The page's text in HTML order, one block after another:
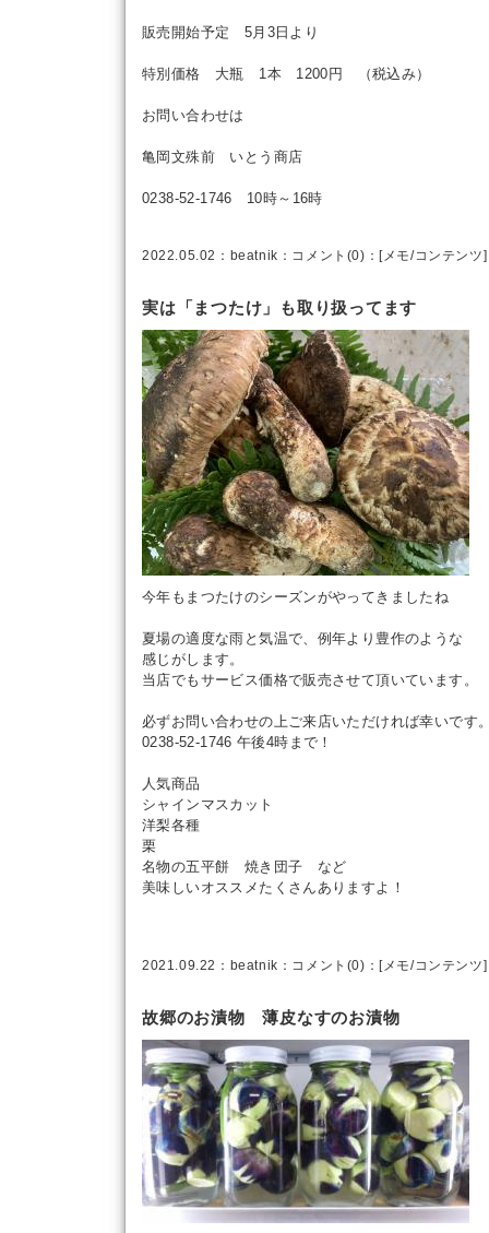
販売開始予定 5月3日より
特別価格 大瓶 1本 1200円 （税込み）
お問い合わせは
亀岡文殊前 いとう商店
0238-52-1746 10時～16時
2022.05.02： beatnik ： コメント(0) ：[メモ/コンテンツ]
実は「まつたけ」も取り扱ってます
今年もまつたけのシーズンがやってきましたね
夏場の適度な雨と気温で、例年より豊作のような
感じがします。
当店でもサービス価格で販売させて頂いています。
必ずお問い合わせの上ご来店いただければ幸いです
0238-52-1746 午後4時まで！
人気商品
シャインマスカット
洋梨各種
栗
名物の五平餅 焼き団子 など
美味しいオススメたくさんありますよ！
2021.09.22： beatnik ： コメント(0) ：[メモ/コンテンツ]
故郷のお漬物 薄皮なすのお漬物